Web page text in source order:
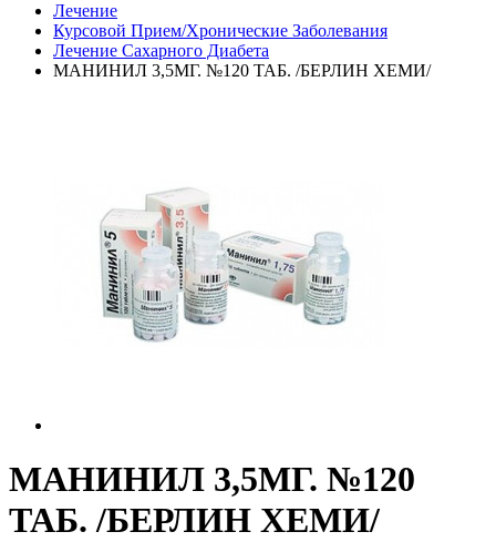
Лечение
Курсовой Прием/Хронические Заболевания
Лечение Сахарного Диабета
МАНИНИЛ 3,5МГ. №120 ТАБ. /БЕРЛИН ХЕМИ/
МАНИНИЛ 3,5МГ. №120
ТАБ. /БЕРЛИН ХЕМИ/